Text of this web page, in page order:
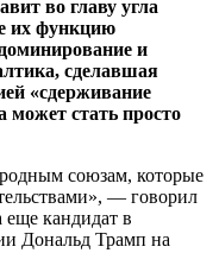
во главу угла
их функцию
и
сделавшая
«сдерживание
стать просто
союзам, которые
— говорил
еще кандидат в
Дональд Трамп на